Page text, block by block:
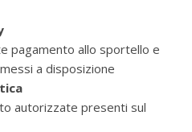
pagamento allo sportello e
a disposizione
autorizzate presenti sul